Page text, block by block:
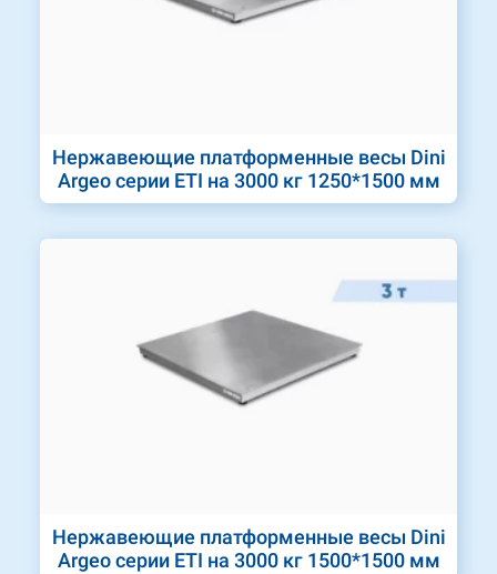
Нержавеющие платформенные весы Dini
Argeo серии ETI на 3000 кг 1250*1500 мм
Нержавеющие платформенные весы Dini
Argeo серии ETI на 3000 кг 1500*1500 мм